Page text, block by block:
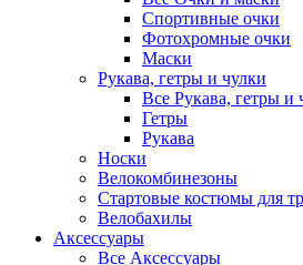
Спортивные очки
Фотохромные очки
Маски
Рукава, гетры и чулки
Все Рукава, гетры и
Гетры
Рукава
Носки
Велокомбинезоны
Стартовые костюмы для
Велобахилы
Аксессуары
Все Аксессуары